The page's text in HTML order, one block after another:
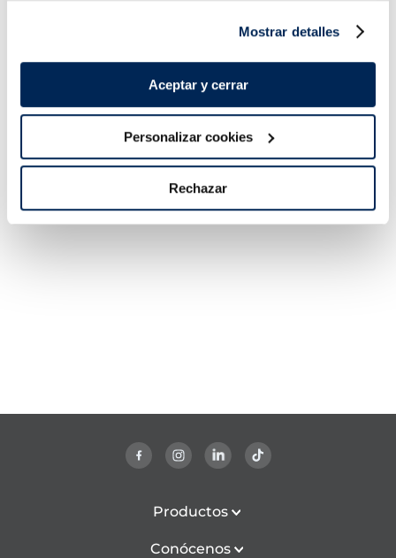
Mostrar detalles
Aceptar y cerrar
Personalizar cookies
Rechazar
Pack 4 un
Añadir
Premium
5,99 €
Añadir
Productos
Conócenos